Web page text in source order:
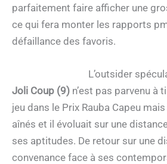
parfaitement faire afficher une
ce qui fera monter les rapports
défaillance des favoris.
L’outsider
Joli Coup (9) n’est pas parvenu à
jeu dans le Prix Rauba Capeu
aînés et il évoluait sur une
ses aptitudes. De retour sur une
convenance face à ses